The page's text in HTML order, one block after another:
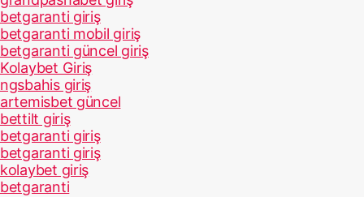
betgaranti giriş
betgaranti mobil giriş
betgaranti güncel giriş
Kolaybet Giriş
ngsbahis giriş
artemisbet güncel
bettilt giriş
betgaranti giriş
betgaranti giriş
kolaybet giriş
betgaranti